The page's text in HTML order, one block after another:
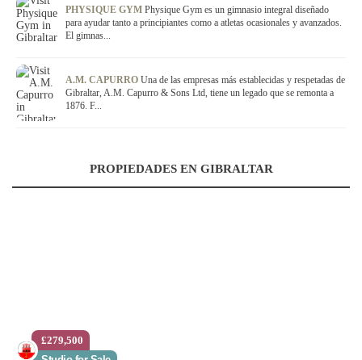
PHYSIQUE GYM Physique Gym es un gimnasio integral diseñado
para ayudar tanto a principiantes como a atletas ocasionales y avanzados.
El gimnas...
A.M. CAPURRO Una de las empresas más establecidas y respetadas de
Gibraltar, A.M. Capurro & Sons Ltd, tiene un legado que se remonta a
1876. F...
PROPIEDADES EN GIBRALTAR
£279,500